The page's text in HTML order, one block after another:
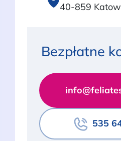
40-859
Bezpłatne
535